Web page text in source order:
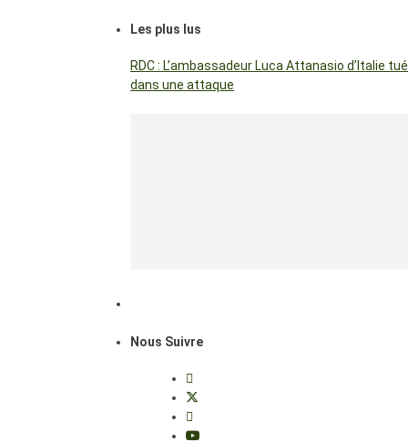
Les plus lus
RDC : L’ambassadeur Luca Attanasio d’Italie tué
dans une attaque
Nous Suivre